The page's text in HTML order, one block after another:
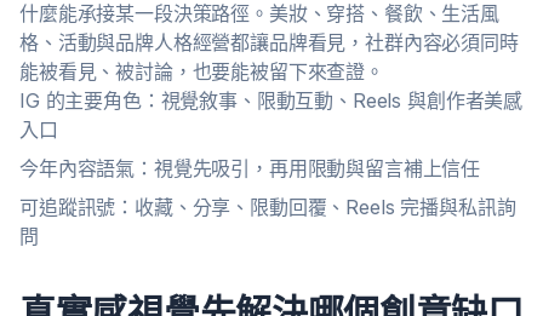
什麼能承接某一段決策路徑。美妝、穿搭、餐飲、生活風
格、活動與品牌人格經營都讓品牌看見，社群內容必須同時
能被看見、被討論，也要能被留下來查證。
IG 的主要角色：視覺敘事、限動互動、Reels 與創作者美感
入口
今年內容語氣：視覺先吸引，再用限動與留言補上信任
可追蹤訊號：收藏、分享、限動回覆、Reels 完播與私訊詢
問